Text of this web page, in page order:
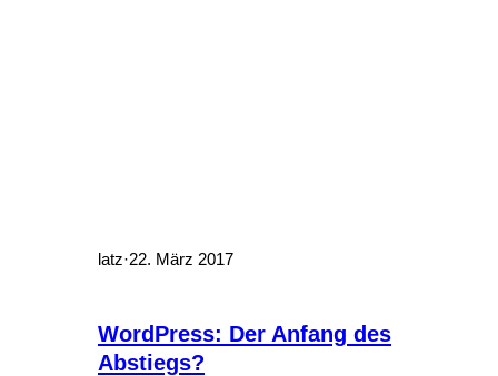
latz·22. März 2017
WordPress: Der Anfang des
Abstiegs?